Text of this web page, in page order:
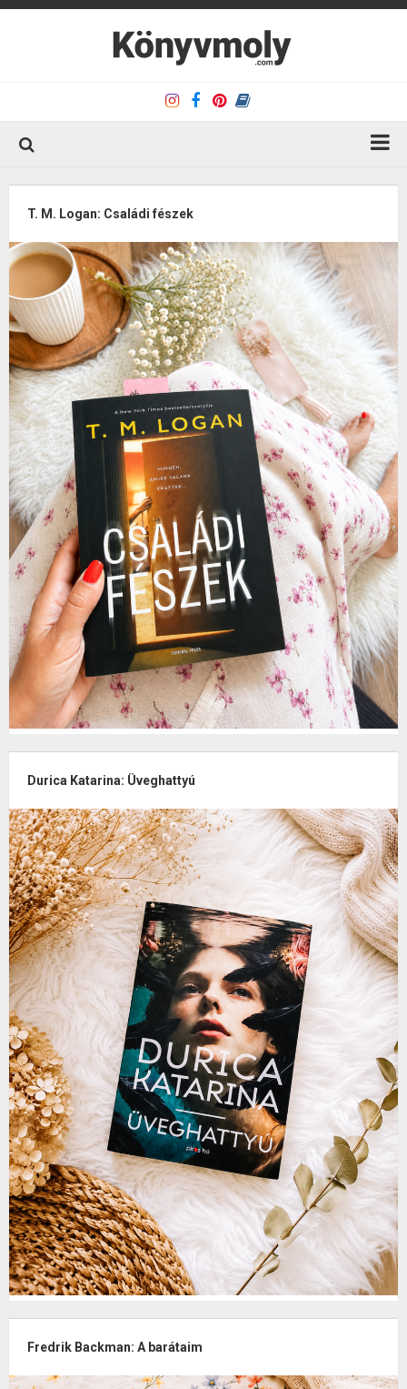
Kezdőlap
Könyvkritika
Könyvajánló
Kapcsolat
Olvasó sarok
Könyveim
Rólam
T. M. Logan: Családi fészek
Durica Katarina: Üveghattyú
Fredrik Backman: A barátaim